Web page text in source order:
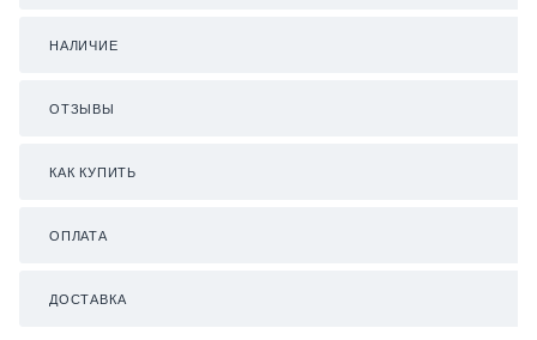
НАЛИЧИЕ
ОТЗЫВЫ
КАК КУПИТЬ
ОПЛАТА
ДОСТАВКА